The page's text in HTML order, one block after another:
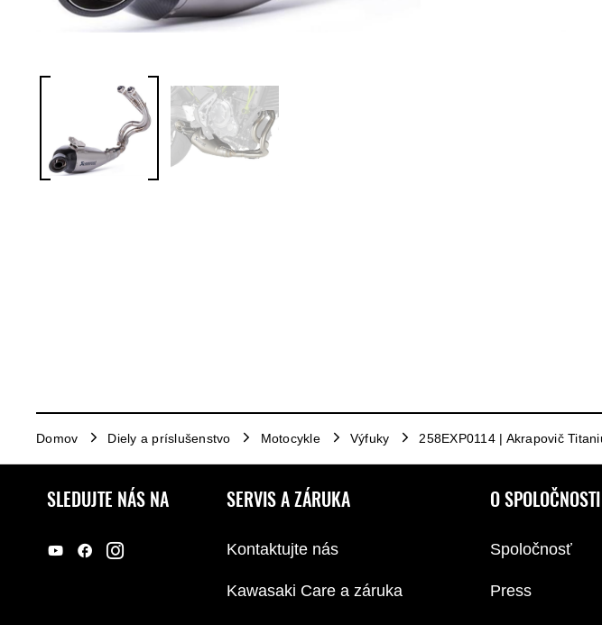
Domov Diely a príslušenstvo Motocykle Výfuky 258EXP0114 | Akrapovič
SLEDUJTE NÁS NA SERVIS A ZÁRUKA
Kontaktujte nás
Kawasaki Care a záruka
O
Spoločnosť
Press